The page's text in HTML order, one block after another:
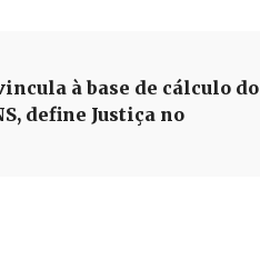
à base de cálculo do
define Justiça no